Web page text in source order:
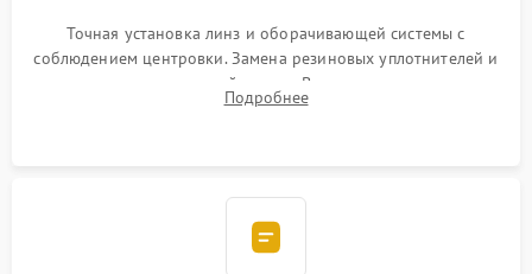
Точная установка линз и оборачивающей системы с
соблюдением центровки. Замена резиновых уплотнителей и
нанесение влагозащитной смазки. Вакуумирование корпуса
и заполнение его осушенным азотом или аргоном для
Подробнее